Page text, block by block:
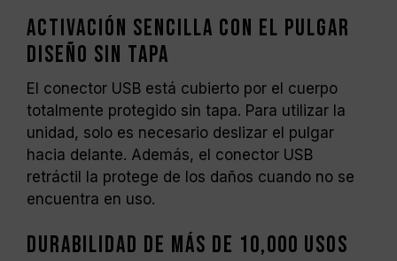
Activación sencilla con el pulgar
Diseño sin tapa
El conector USB está cubierto por el cuerpo
totalmente protegido sin tapa. Para utilizar la
unidad, solo es necesario deslizar el pulgar
hacia delante. Además, el conector USB
retráctil la protege de los daños cuando no se
encuentra en uso.
Durabilidad de más de 10,000 usos